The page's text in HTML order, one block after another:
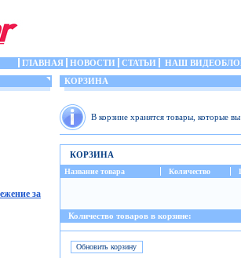
ГЛАВНАЯ НОВОСТИ СТАТЬИ
НАШ
за
КОРЗИНА
В корзине хранятся товары, которые
КОРЗИНА
Название товара Количество
Количество товаров в корзине: